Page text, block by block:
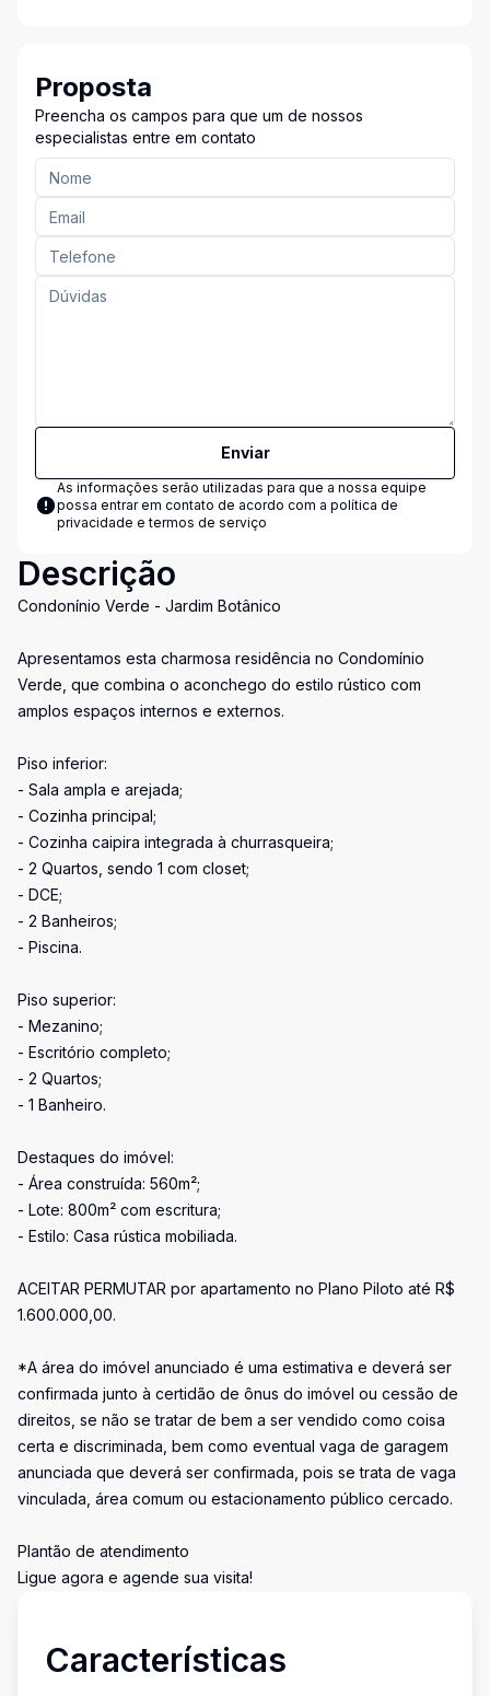
Proposta
Preencha os campos para que um de nossos
especialistas entre em contato
Enviar
As informações serão utilizadas para que a nossa equipe
possa entrar em contato de acordo com a política de
privacidade e termos de serviço
Descrição
Condonínio Verde - Jardim Botânico
Apresentamos esta charmosa residência no Condomínio
Verde, que combina o aconchego do estilo rústico com
amplos espaços internos e externos.
Piso inferior:
- Sala ampla e arejada;
- Cozinha principal;
- Cozinha caipira integrada à churrasqueira;
- 2 Quartos, sendo 1 com closet;
- DCE;
- 2 Banheiros;
- Piscina.
Piso superior:
- Mezanino;
- Escritório completo;
- 2 Quartos;
- 1 Banheiro.
Destaques do imóvel:
- Área construída: 560m²;
- Lote: 800m² com escritura;
- Estilo: Casa rústica mobiliada.
ACEITAR PERMUTAR por apartamento no Plano Piloto até R$
1.600.000,00.
*A área do imóvel anunciado é uma estimativa e deverá ser
confirmada junto à certidão de ônus do imóvel ou cessão de
direitos, se não se tratar de bem a ser vendido como coisa
certa e discriminada, bem como eventual vaga de garagem
anunciada que deverá ser confirmada, pois se trata de vaga
vinculada, área comum ou estacionamento público cercado.
Plantão de atendimento
Ligue agora e agende sua visita!
Características